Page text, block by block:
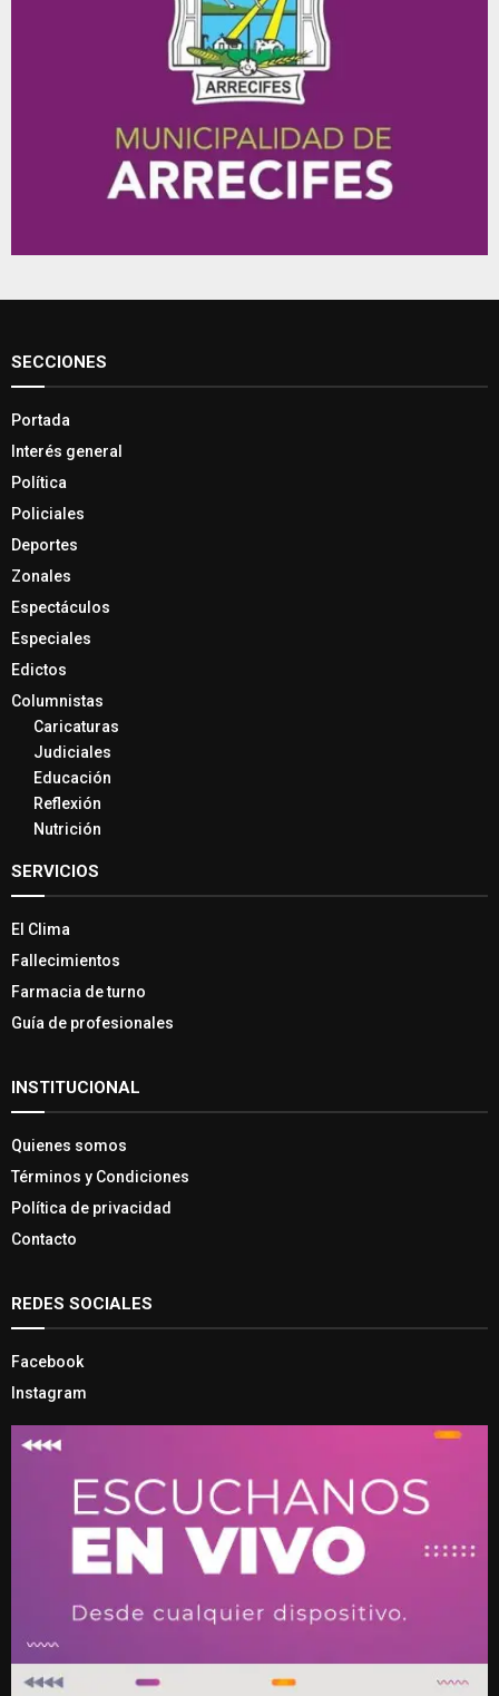
SECCIONES
Portada
Interés general
Política
Policiales
Deportes
Zonales
Espectáculos
Especiales
Edictos
Columnistas
Caricaturas
Judiciales
Educación
Reflexión
Nutrición
SERVICIOS
El Clima
Fallecimientos
Farmacia de turno
Guía de profesionales
INSTITUCIONAL
Quienes somos
Términos y Condiciones
Política de privacidad
Contacto
REDES SOCIALES
Facebook
Instagram